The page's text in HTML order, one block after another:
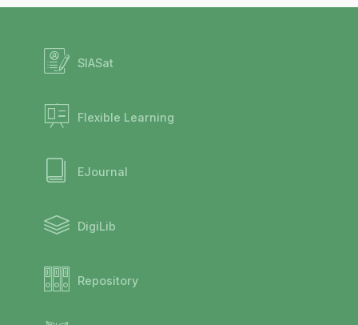
SIASat
Flexible Learning
EJournal
DigiLib
Repository